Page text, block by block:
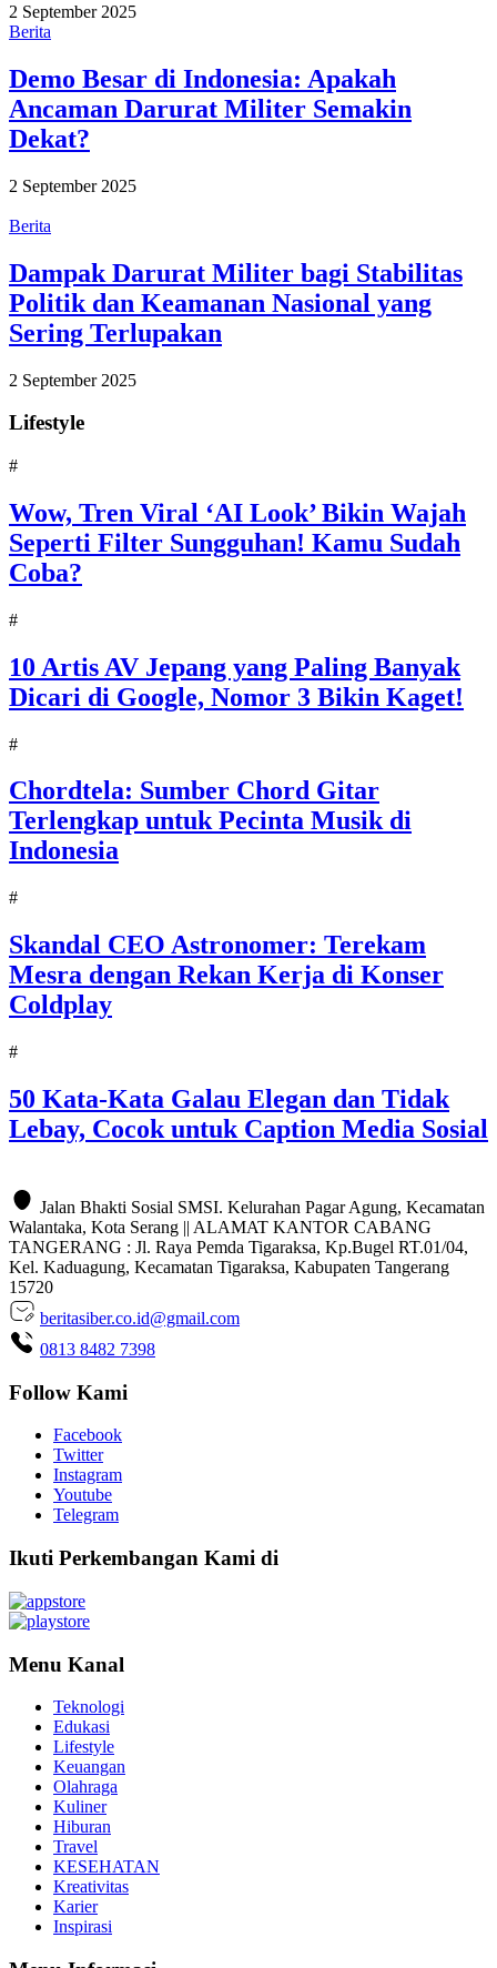
2 September 2025
Berita
Demo Besar di Indonesia: Apakah
Ancaman Darurat Militer Semakin
Dekat?
2 September 2025
Berita
Dampak Darurat Militer bagi Stabilitas
Politik dan Keamanan Nasional yang
Sering Terlupakan
2 September 2025
Lifestyle
#
Wow, Tren Viral ‘AI Look’ Bikin Wajah
Seperti Filter Sungguhan! Kamu Sudah
Coba?
#
10 Artis AV Jepang yang Paling Banyak
Dicari di Google, Nomor 3 Bikin Kaget!
#
Chordtela: Sumber Chord Gitar
Terlengkap untuk Pecinta Musik di
Indonesia
#
Skandal CEO Astronomer: Terekam
Mesra dengan Rekan Kerja di Konser
Coldplay
#
50 Kata-Kata Galau Elegan dan Tidak
Lebay, Cocok untuk Caption Media Sosial
Jalan Bhakti Sosial SMSI. Kelurahan Pagar Agung, Kecamatan
Walantaka, Kota Serang || ALAMAT KANTOR CABANG
TANGERANG : Jl. Raya Pemda Tigaraksa, Kp.Bugel RT.01/04,
Kel. Kaduagung, Kecamatan Tigaraksa, Kabupaten Tangerang
15720
beritasiber.co.id@gmail.com
0813 8482 7398
Follow Kami
Facebook
Twitter
Instagram
Youtube
Telegram
Ikuti Perkembangan Kami di
Menu Kanal
Teknologi
Edukasi
Lifestyle
Keuangan
Olahraga
Kuliner
Hiburan
Travel
KESEHATAN
Kreativitas
Karier
Inspirasi